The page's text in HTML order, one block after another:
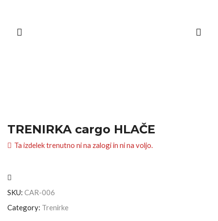
TRENIRKA cargo HLAČE
Ta izdelek trenutno ni na zalogi in ni na voljo.
SKU: CAR-006
Category: Trenirke